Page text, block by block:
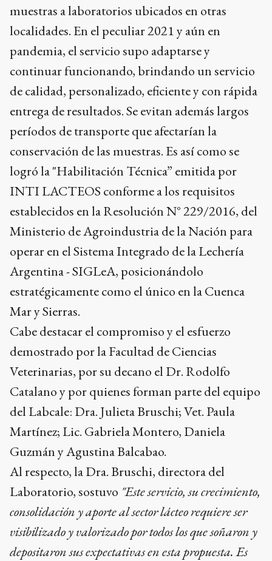
muestras a laboratorios ubicados en otras
localidades. En el peculiar 2021 y aún en
pandemia, el servicio supo adaptarse y
continuar funcionando, brindando un servicio
de calidad, personalizado, eficiente y con rápida
entrega de resultados. Se evitan además largos
períodos de transporte que afectarían la
conservación de las muestras. Es así como se
logró la "Habilitación Técnica” emitida por
INTI LACTEOS conforme a los requisitos
establecidos en la Resolución N° 229/2016, del
Ministerio de Agroindustria de la Nación para
operar en el Sistema Integrado de la Lechería
Argentina - SIGLeA, posicionándolo
estratégicamente como el único en la Cuenca
Mar y Sierras.
Cabe destacar el compromiso y el esfuerzo
demostrado por la Facultad de Ciencias
Veterinarias, por su decano el Dr. Rodolfo
Catalano y por quienes forman parte del equipo
del Labcale: Dra. Julieta Bruschi; Vet. Paula
Martínez; Lic. Gabriela Montero, Daniela
Guzmán y Agustina Balcabao.
Al respecto, la Dra. Bruschi, directora del
Laboratorio, sostuvo "Este servicio, su crecimiento,
consolidación y aporte al sector lácteo requiere ser
visibilizado y valorizado por todos los que soñaron y
depositaron sus expectativas en esta propuesta. Es